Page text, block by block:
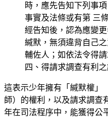
時，應先告知下列事
事實及法條或有第 三
經告知後，認為應變
緘默，無須違背自己
輔佐人；如依法令得
四、得請求調查有利
這表示少年擁有「緘默權」
師）的權利，以及請求調查
年在司法程序中，能獲得公